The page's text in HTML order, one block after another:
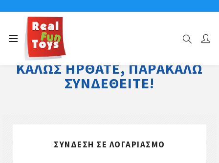
ΚΑΛΏΣ ΉΡΘΑΤΕ, ΠΑΡΑΚΑΛΏ
ΣΥΝΔΕΘΕΊΤΕ!
ΣΎΝΔΕΣΗ ΣΕ ΛΟΓΑΡΙΑΣΜΌ